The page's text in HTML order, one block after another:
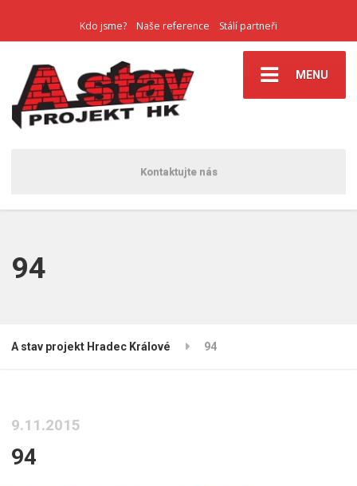
Kdo jsme? Naše reference Stálí partneři
MENU
Kontaktujte nás
94
A stav projekt Hradec Králové 94
9.11.2015
94